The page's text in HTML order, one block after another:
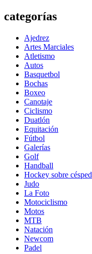
categorías
Ajedrez
Artes Marciales
Atletismo
Autos
Basquetbol
Bochas
Boxeo
Canotaje
Ciclismo
Duatlón
Equitación
Fútbol
Galerías
Golf
Handball
Hockey sobre césped
Judo
La Foto
Motociclismo
Motos
MTB
Natación
Newcom
Padel